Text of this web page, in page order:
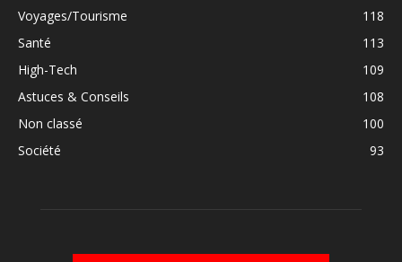
Voyages/Tourisme
118
Santé
113
High-Tech
109
Astuces & Conseils
108
Non classé
100
Société
93